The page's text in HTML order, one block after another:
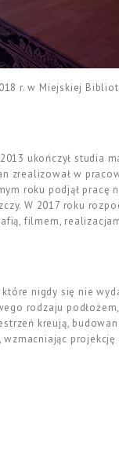
r. w Miejskiej
ukończył studia
zrealizował w
roku podjął pracę
W 2017 roku
filmem,
nigdy się nie
rodzaju
kreują,
projekcję